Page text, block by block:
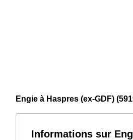
Engie à Haspres (ex-GDF)
Informations sur